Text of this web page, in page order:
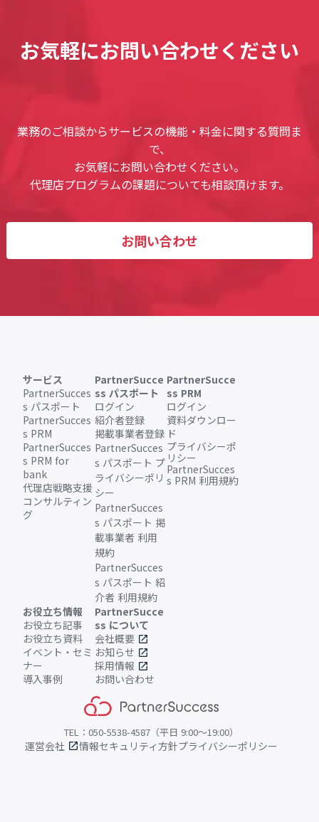
お気軽にお問い合わせください
業務のご相談からサービスの機能・料金に関する質問ま
で、
お気軽にお問い合わせください。
代理店プログラムの課題についても相談頂けます。
お問い合わせ
サービス
PartnerSucces
s パスポート
PartnerSucces
s PRM
PartnerSucces
s PRM for
bank
代理店戦略支援
コンサルティン
グ
PartnerSucce
ss パスポート
ログイン
紹介者登録
掲載事業者登録
PartnerSucces
s パスポート プ
ライバシーポリ
シー
PartnerSucces
s パスポート 掲
載事業者 利用
規約
PartnerSucces
s パスポート 紹
介者 利用規約
PartnerSucce
ss PRM
ログイン
資料ダウンロー
ド
プライバシーポ
リシー
PartnerSucces
s PRM 利用規約
お役立ち情報
お役立ち記事
お役立ち資料
イベント・セミ
ナー
導入事例
PartnerSucce
ss について
会社概要 open_in_new
お知らせ open_in_new
採用情報 open_in_new
お問い合わせ
TEL：050-5538-4587（平日 9:00〜19:00）
運営会社 open_in_new情報セキュリティ方針プライバシーポリシー